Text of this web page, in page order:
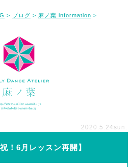
> ブログ > 麻ノ葉 information >
2020.5.24 sun.
6月レッスン再開】